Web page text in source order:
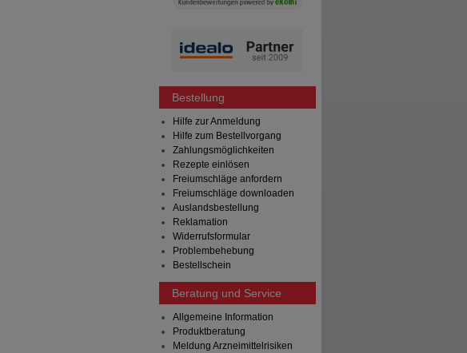
Bestellung
Hilfe zur Anmeldung
Hilfe zum Bestellvorgang
Zahlungsmöglichkeiten
Rezepte einlösen
Freiumschläge anfordern
Freiumschläge downloaden
Auslandsbestellung
Reklamation
Widerrufsformular
Problembehebung
Bestellschein
Beratung und Service
Allgemeine Information
Produktberatung
Meldung Arzneimittelrisiken